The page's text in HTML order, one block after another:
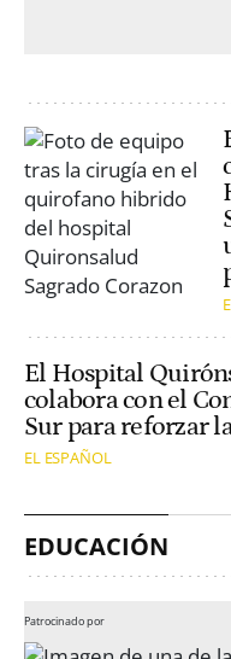
El Hospital
colabora con el
Sur para reforzar
EL ESPAÑOL
EDUCACIÓN
Patrocinado por